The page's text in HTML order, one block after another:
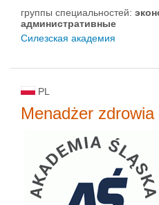
группы специальностей:
административные
Силезская академия
PL
Menadżer